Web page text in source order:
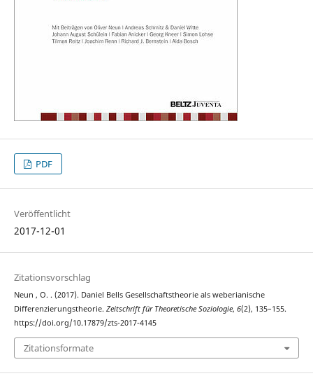
PDF
Veröffentlicht
2017-12-01
Zitationsvorschlag
Neun , O. . (2017). Daniel Bells Gesellschaftstheorie als weberianische
Differenzierungstheorie. Zeitschrift für Theoretische Soziologie, 6(2), 135–155.
https://doi.org/10.17879/zts-2017-4145
Zitationsformate